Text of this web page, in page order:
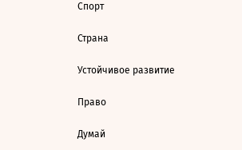
Спорт
Страна
Устойчивое развитие
Право
Думай